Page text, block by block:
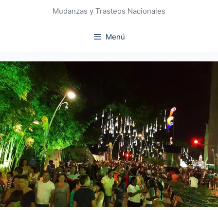
Mudanzas y Trasteos Nacionales
Menú